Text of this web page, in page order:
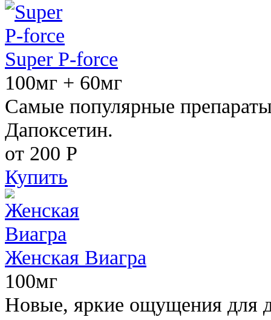
Super P-force
100мг + 60мг
Самые популярные
Дапоксетин.
от 200 Р
Купить
Женская Виагра
100мг
Новые, яркие ощущения для